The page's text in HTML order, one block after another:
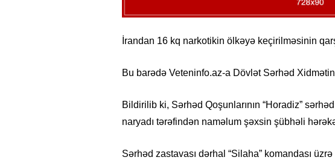
İrandan 16 kq narkotikin ölkəyə keçirilməsinin
Bu barədə Veteninfo.az-a Dövlət Sərhəd
Bildirilib ki, Sərhəd Qoşunlarının “Horadiz”
naryadı tərəfindən naməlum şəxsin şübhəli
Sərhəd zastavası dərhal “Silaha” komandası